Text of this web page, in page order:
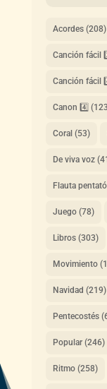
Acordes(208)
Canción fácil
Canción fácil
Canon 4️⃣
Coral (53)
De viva voz
Flauta
Juego(78)
Libros(303)
Movimiento
Navidad (219)
Pentecostés
Popular(246)
Ritmo(258)